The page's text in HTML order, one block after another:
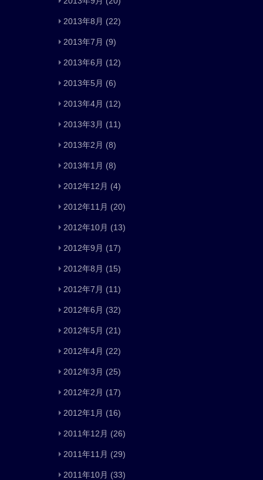
2013年8月 (22)
2013年7月 (9)
2013年6月 (12)
2013年5月 (6)
2013年4月 (12)
2013年3月 (11)
2013年2月 (8)
2013年1月 (8)
2012年12月 (4)
2012年11月 (20)
2012年10月 (13)
2012年9月 (17)
2012年8月 (15)
2012年7月 (11)
2012年6月 (32)
2012年5月 (21)
2012年4月 (22)
2012年3月 (25)
2012年2月 (17)
2012年1月 (16)
2011年12月 (26)
2011年11月 (29)
2011年10月 (33)